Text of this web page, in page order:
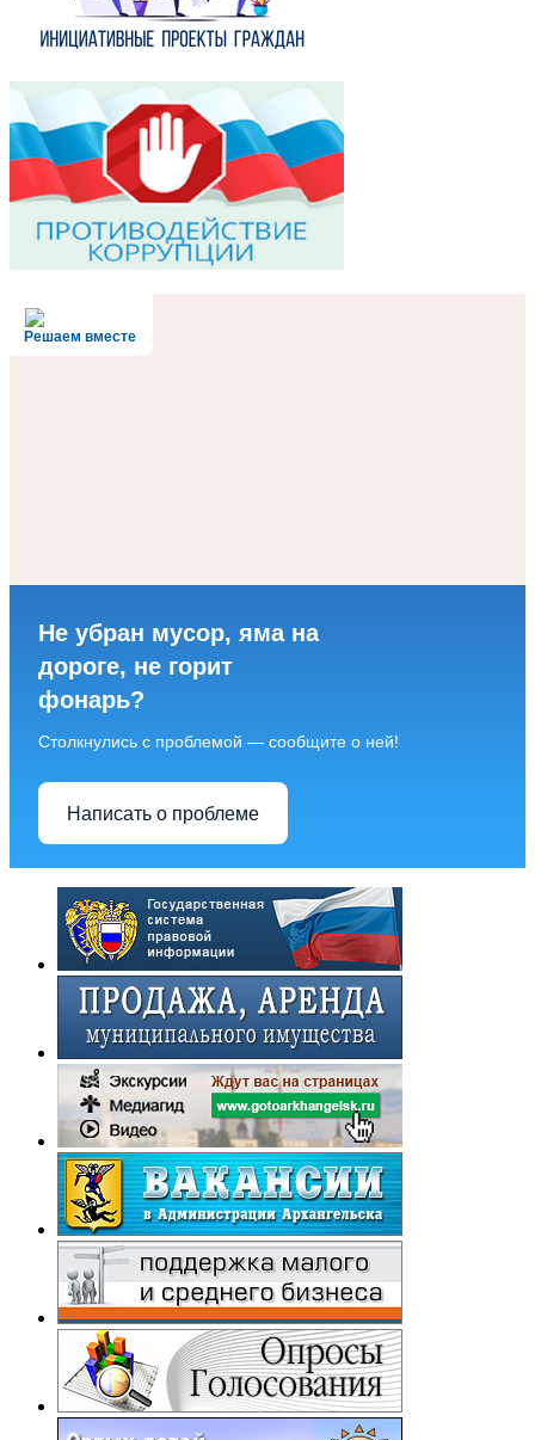
Решаем вместе
Не убран мусор, яма на
дороге, не горит
фонарь?
Столкнулись с проблемой — сообщите о ней!
Написать о проблеме